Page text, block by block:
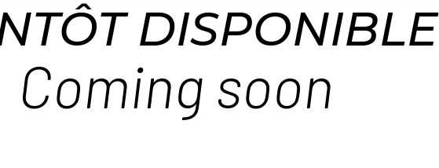
DISPONIBLE
Coming soon